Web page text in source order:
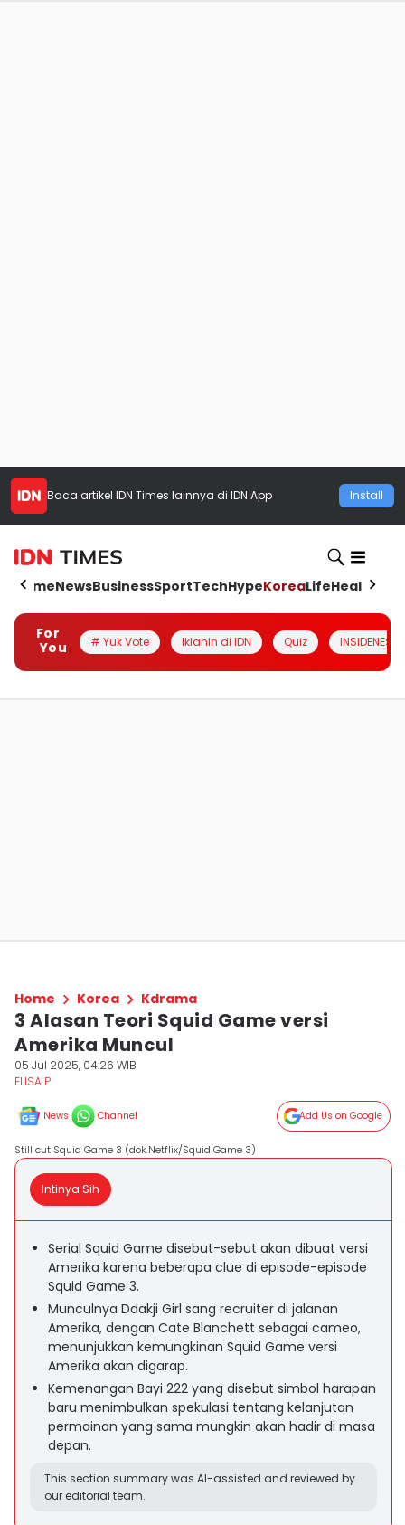
Baca artikel IDN Times lainnya di IDN App Install
HomeNewsBusinessSportTechHypeKoreaLifeHealth
For
You
# Yuk Vote Iklanin di IDN Quiz INSIDENESIA
Home Korea Kdrama
3 Alasan Teori Squid Game versi
Amerika Muncul
05 Jul 2025, 04:26 WIB
ELISA P
News Channel Add Us on Google
Still cut Squid Game 3 (dok.Netflix/Squid Game 3)
Intinya Sih
Serial Squid Game disebut-sebut akan dibuat versi
Amerika karena beberapa clue di episode-episode
Squid Game 3.
Munculnya Ddakji Girl sang recruiter di jalanan
Amerika, dengan Cate Blanchett sebagai cameo,
menunjukkan kemungkinan Squid Game versi
Amerika akan digarap.
Kemenangan Bayi 222 yang disebut simbol harapan
baru menimbulkan spekulasi tentang kelanjutan
permainan yang sama mungkin akan hadir di masa
depan.
This section summary was AI-assisted and reviewed by
our editorial team.